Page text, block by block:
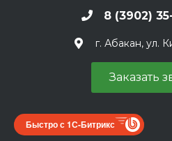
8 (3902)
г. Абакан, ул.
Заказать
Быстро с 1С-Битрикс